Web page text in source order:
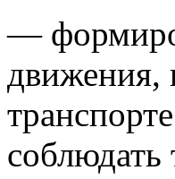
—
движения,